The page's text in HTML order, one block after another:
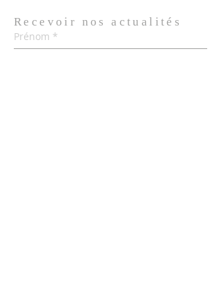
Recevoir nosactualités
Prénom *